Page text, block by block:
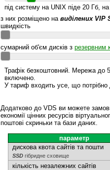
під систему на UNIX піде 20 Гб,
з них розміщено на виділених VIP
швидкість
сумарний об'єм дисків з резервним
Трафік безкоштовний. Мережа до
включено.
У тариф входить усе, що потрібно
Додатково до VDS ви можете
економії цінних ресурсів
поштові скриньки та бази даних.
параметр
дискова квота сайтів та пошти
SSD гібридне сховище
кількість незалежних сайтів